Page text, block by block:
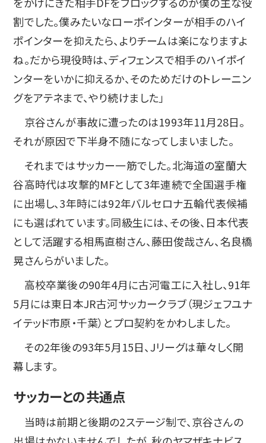
割でした。僕みたいなローポインターが相手のハイ
ポインターを抑えたら、よりチームは楽になりますよ
ね。だから現役時は、ディフェンスで相手のハイポイ
ンターをいかに抑えるか、そのためだけのトレーニン
グをアテネまで、やり続けました」
京谷さんが事故に遭ったのは1993年11月28日。
それが原因で下半身不随になってしまいました。
それまではサッカー一筋でした。北海道の室蘭大
谷高時代は攻撃的MFとして3年連続で全国選手権
に出場し、3年時には92年バルセロナ五輪代表候補
にも選ばれています。同級生には、その後、日本代表
として活躍する相馬直樹さん、藤田俊哉さん、名良橋
晃さんらがいました。
高校卒業後の90年4月に古河電工に入社し、91年
5月には東日本JR古河サッカークラブ（現ジェフユナ
イテッド市原・千葉）とプロ契約をかわしました。
その2年後の93年5月15日、Jリーグは華々しく開
幕します。
サッカーとの共通点
当時は前期と後期の2ステージ制で、京谷さんの